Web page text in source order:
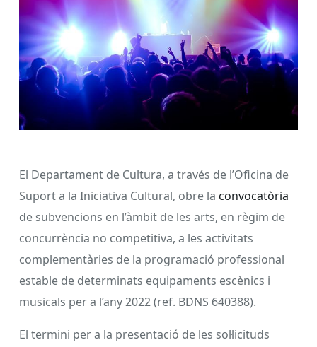
El Departament de Cultura, a través de l’Oficina de
Suport a la Iniciativa Cultural, obre la convocatòria
de subvencions en l’àmbit de les arts, en règim de
concurrència no competitiva, a les activitats
complementàries de la programació professional
estable de determinats equipaments escènics i
musicals per a l’any 2022 (ref. BDNS 640388).
El termini per a la presentació de les sol·licituds